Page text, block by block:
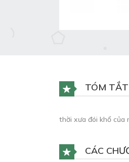
TÓM TẮT
thời xưa đói khổ của
CÁC